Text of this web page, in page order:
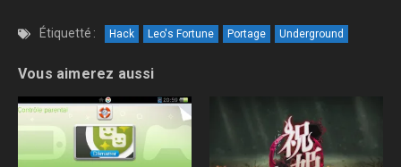
Étiquetté : Hack Leo's Fortune Portage Underground
Vous aimerez aussi